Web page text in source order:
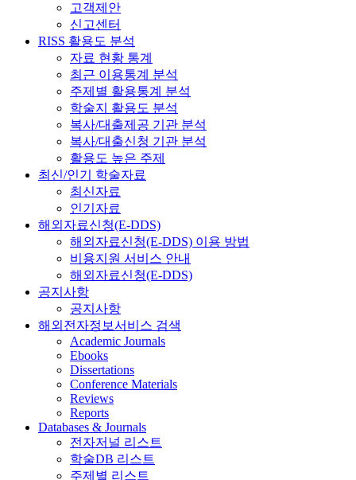
고객제안
신고센터
RISS 활용도 분석
자료 현황 통계
최근 이용통계 분석
주제별 활용통계 분석
학술지 활용도 분석
복사/대출제공 기관 분석
복사/대출신청 기관 분석
활용도 높은 주제
최신/인기 학술자료
최신자료
인기자료
해외자료신청(E-DDS)
해외자료신청(E-DDS) 이용 방법
비용지원 서비스 안내
해외자료신청(E-DDS)
공지사항
공지사항
해외전자정보서비스 검색
Academic Journals
Ebooks
Dissertations
Conference Materials
Reviews
Reports
Databases & Journals
전자저널 리스트
학술DB 리스트
주제별 리스트